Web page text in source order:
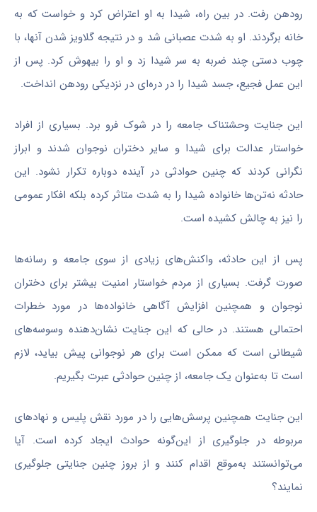
رودهن رفت. در بین راه، شیدا به او اعتراض کرد و خواست که به
خانه برگردند. او به شدت عصبانی شد و در نتیجه گلاویز شدن آنها، با
چوب دستی چند ضربه به سر شیدا زد و او را بیهوش کرد. پس از
این عمل فجیع، جسد شیدا را در دره‌ای در نزدیکی رودهن انداخت.
این جنایت وحشتناک جامعه را در شوک فرو برد. بسیاری از افراد
خواستار عدالت برای شیدا و سایر دختران نوجوان شدند و ابراز
نگرانی کردند که چنین حوادثی در آینده دوباره تکرار نشود. این
حادثه نه‌تن‌ها خانواده شیدا را به شدت متاثر کرده بلکه افکار عمومی
را نیز به چالش کشیده است.
پس از این حادثه، واکنش‌های زیادی از سوی جامعه و رسانه‌ها
صورت گرفت. بسیاری از مردم خواستار امنیت بیشتر برای دختران
نوجوان و همچنین افزایش آگاهی خانواده‌ها در مورد خطرات
احتمالی هستند. در حالی که این جنایت نشان‌دهنده وسوسه‌های
شیطانی است که ممکن است برای هر نوجوانی پیش بیاید، لازم
است تا به‌عنوان یک جامعه، از چنین حوادثی عبرت بگیریم.
این جنایت همچنین پرسش‌هایی را در مورد نقش پلیس و نهاد‌های
مربوطه در جلوگیری از این‌گونه حوادث ایجاد کرده است. آیا
می‌توانستند به‌موقع اقدام کنند و از بروز چنین جنایتی جلوگیری
نمایند؟